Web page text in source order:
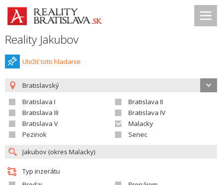
Reality Jakubov
Uložiť toto hladanie
Bratislavský
Bratislava I
Bratislava II
Bratislava III
Bratislava IV
Bratislava V
Malacky
Pezinok
Senec
Typ inzerátu